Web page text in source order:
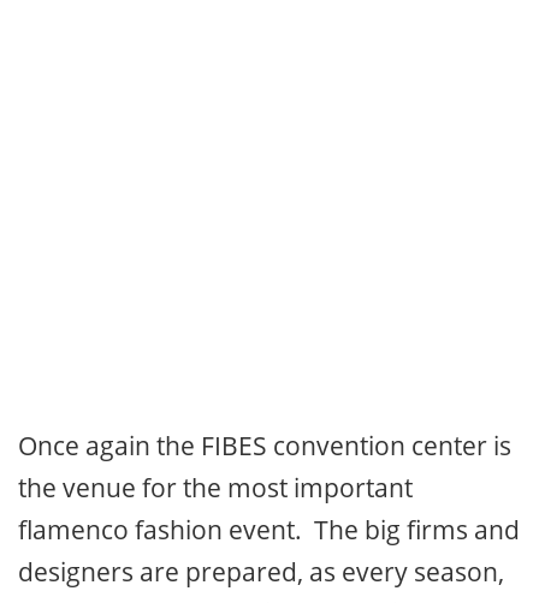
Once again the FIBES convention center is
the venue for the most important
flamenco fashion event. The big firms and
designers are prepared, as every season,